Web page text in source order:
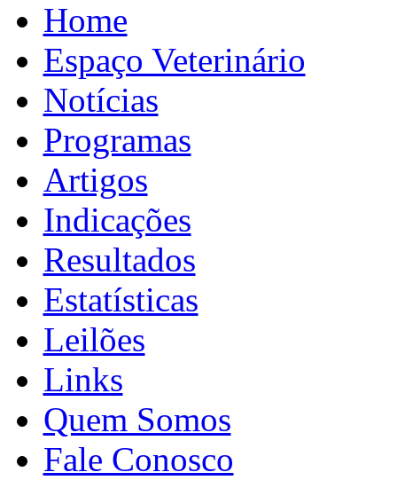
Home
Espaço Veterinário
Notícias
Programas
Artigos
Indicações
Resultados
Estatísticas
Leilões
Links
Quem Somos
Fale Conosco